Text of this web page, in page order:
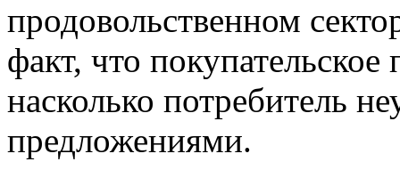
продовольственном
факт, что покупательское
насколько потребитель
предложениями.